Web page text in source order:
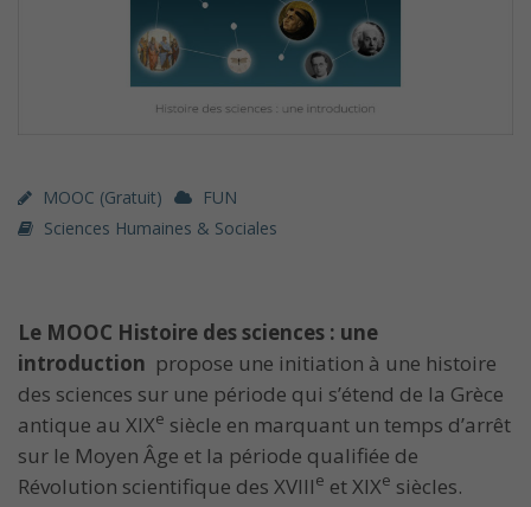
MOOC (gratuit)
FUN
Sciences Humaines & Sociales
Le MOOC Histoire des sciences : une
introduction propose une initiation à une histoire
des sciences sur une période qui s’étend de la Grèce
antique au XIXe siècle en marquant un temps d’arrêt
sur le Moyen Âge et la période qualifiée de
Révolution scientifique des XVIIIe et XIXe siècles.